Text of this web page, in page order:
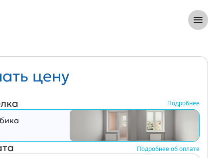
цену
Подробнее
Подробнее об оплате